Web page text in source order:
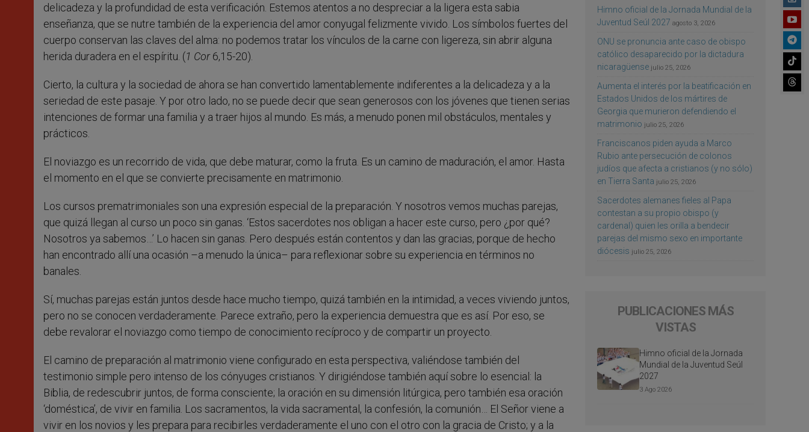
delicadeza y la profundidad de esta verificación. Estemos atentos a no despreciar a la ligera esta sabia
enseñanza, que se nutre también de la experiencia del amor conyugal felizmente vivido. Los símbolos fuertes del
cuerpo conservan las claves del alma: no podemos tratar los vínculos de la carne con ligereza, sin abrir alguna
herida duradera en el espíritu. (1 Cor6,15-20).
Cierto, la cultura y la sociedad de ahora se han convertido lamentablemente indiferentes a la delicadeza y a la
seriedad de este pasaje. Y por otro lado, no se puede decir que sean generosos con los jóvenes que tienen serias
intenciones de formar una familia y a traer hijos al mundo. Es más, a menudo ponen mil obstáculos, mentales y
prácticos.
El noviazgo es un recorrido de vida, que debe maturar, como la fruta. Es un camino de maduración, el amor. Hasta
el momento en el que se convierte precisamente en matrimonio.
Los cursos prematrimoniales son una expresión especial de la preparación. Y nosotros vemos muchas parejas,
que quizá llegan al curso un poco sin ganas. ‘Estos sacerdotes nos obligan a hacer este curso, pero ¿por qué?
Nosotros ya sabemos…’ Lo hacen sin ganas. Pero después están contentos y dan las gracias, porque de hecho
han encontrado allí una ocasión –a menudo la única– para reflexionar sobre su experiencia en términos no
banales.
Sí, muchas parejas están juntos desde hace mucho tiempo, quizá también en la intimidad, a veces viviendo juntos,
pero no se conocen verdaderamente. Parece extraño, pero la experiencia demuestra que es así. Por eso, se
debe revalorar el noviazgo como tiempo de conocimiento recíproco y de compartir un proyecto.
El camino de preparación al matrimonio viene configurado en esta perspectiva, valiéndose también del
testimonio simple pero intenso de los cónyuges cristianos. Y dirigiéndose también aquí sobre lo esencial: la
Biblia, de redescubrir juntos, de forma consciente; la oración en su dimensión litúrgica, pero también esa oración
‘doméstica’, de vivir en familia. Los sacramentos, la vida sacramental, la confesión, la comunión… El Señor viene a
vivir en los novios y les prepara para recibirles verdaderamente el uno con el otro con la gracia de Cristo; y a la
Himno oficial de la Jornada Mundial de la
Juventud Seúl 2027 agosto 3, 2026
ONU se pronuncia ante caso de obispo
católico desaparecido por la dictadura
nicaragüense julio 25, 2026
Aumenta el interés por la beatificación en
Estados Unidos de los mártires de
Georgia que murieron defendiendo el
matrimonio julio 25, 2026
Franciscanos piden ayuda a Marco
Rubio ante persecución de colonos
judíos que afecta a cristianos (y no sólo)
en Tierra Santa julio 25, 2026
Sacerdotes alemanes fieles al Papa
contestan a su propio obispo (y
cardenal) quien les orilla a bendecir
parejas del mismo sexo en importante
diócesis julio 25, 2026
PUBLICACIONES MÁS
VISTAS
Himno oficial de la Jornada
Mundial de la Juventud Seúl
2027
3 Ago 2026